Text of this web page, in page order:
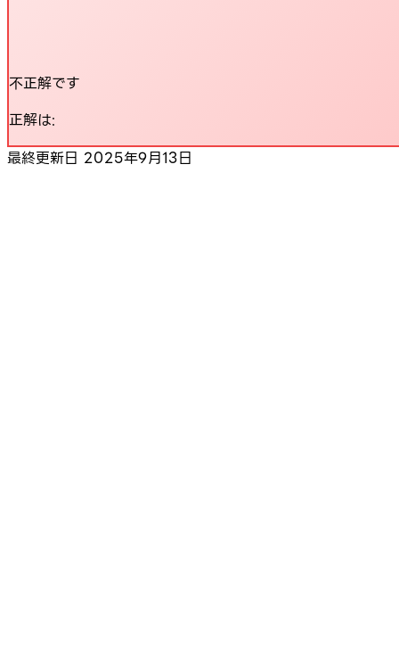
不正解です
正解は:
最終更新日 2025年9月13日